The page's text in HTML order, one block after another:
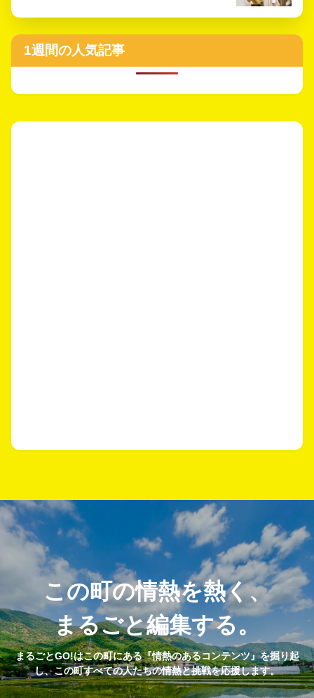
1週間の人気記事
この町の情熱を熱く、
まるごと編集する。
まるごとGO!はこの町にある『情熱のあるコンテンツ』を掘り起
し、この町すべての人たちの情熱と挑戦を応援します。